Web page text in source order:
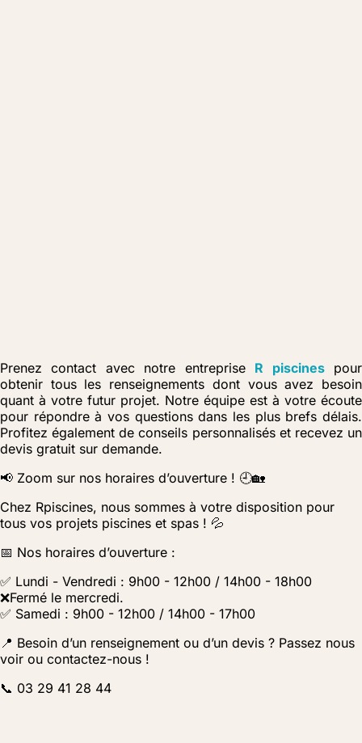
Prenez contact avec notre entreprise R piscinespour
obtenir tous les renseignements dont vous avez besoin
quant à votre futur projet. Notre équipe est à votre écoute
pour répondre à vos questions dans les plus brefs délais.
Profitez également de conseils personnalisés et recevez un
devis gratuit sur demande.
📢 Zoom sur nos horaires d’ouverture ! 🕘🏡
Chez Rpiscines, nous sommes à votre disposition pour
tous vos projets piscines et spas ! 💦
📅 Nos horaires d’ouverture :
✅ Lundi - Vendredi : 9h00 - 12h00 / 14h00 - 18h00
❌Fermé le mercredi.
✅ Samedi : 9h00 - 12h00 / 14h00 - 17h00
📍 Besoin d’un renseignement ou d’un devis ? Passez nous
voir ou contactez-nous !
📞 03 29 41 28 44